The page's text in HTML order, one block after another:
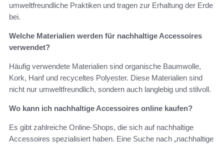
umweltfreundliche Praktiken und tragen zur Erhaltung der Erde
bei.
Welche Materialien werden für nachhaltige Accessoires
verwendet?
Häufig verwendete Materialien sind organische Baumwolle,
Kork, Hanf und recyceltes Polyester. Diese Materialien sind
nicht nur umweltfreundlich, sondern auch langlebig und stilvoll.
Wo kann ich nachhaltige Accessoires online kaufen?
Es gibt zahlreiche Online-Shops, die sich auf nachhaltige
Accessoires spezialisiert haben. Eine Suche nach „nachhaltige